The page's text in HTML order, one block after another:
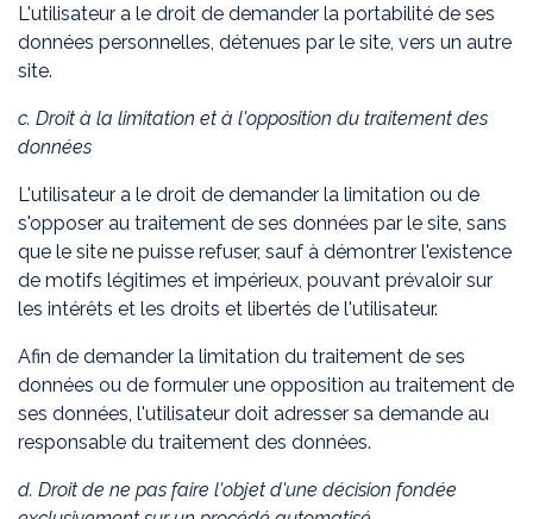
L'utilisateur a le droit de demander la portabilité de ses
données personnelles, détenues par le site, vers un autre
site.
c. Droit à la limitation et à l'opposition du traitement des
données
L'utilisateur a le droit de demander la limitation ou de
s'opposer au traitement de ses données par le site, sans
que le site ne puisse refuser, sauf à démontrer l'existence
de motifs légitimes et impérieux, pouvant prévaloir sur
les intérêts et les droits et libertés de l'utilisateur.
Afin de demander la limitation du traitement de ses
données ou de formuler une opposition au traitement de
ses données, l'utilisateur doit adresser sa demande au
responsable du traitement des données.
d. Droit de ne pas faire l'objet d'une décision fondée